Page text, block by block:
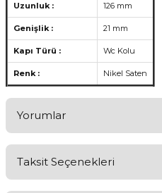
Uzunluk : 126 mm
Genişlik : 21 mm
Kapı Türü : Wc Kolu
Renk : Nikel Saten
Yorumlar
Taksit Seçenekleri